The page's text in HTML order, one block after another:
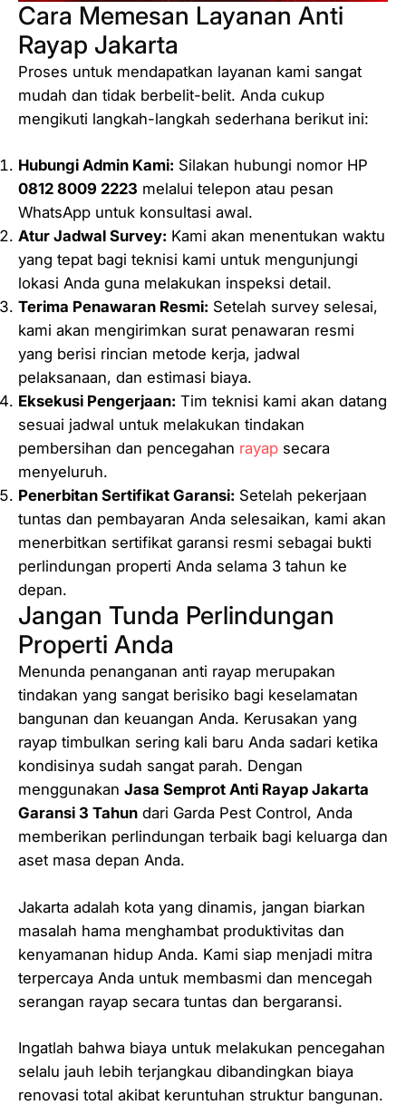
Cara Memesan Layanan Anti
Rayap Jakarta
Proses untuk mendapatkan layanan kami sangat
mudah dan tidak berbelit-belit. Anda cukup
mengikuti langkah-langkah sederhana berikut ini:
Hubungi Admin Kami: Silakan hubungi nomor HP
0812 8009 2223 melalui telepon atau pesan
WhatsApp untuk konsultasi awal.
Atur Jadwal Survey: Kami akan menentukan waktu
yang tepat bagi teknisi kami untuk mengunjungi
lokasi Anda guna melakukan inspeksi detail.
Terima Penawaran Resmi: Setelah survey selesai,
kami akan mengirimkan surat penawaran resmi
yang berisi rincian metode kerja, jadwal
pelaksanaan, dan estimasi biaya.
Eksekusi Pengerjaan: Tim teknisi kami akan datang
sesuai jadwal untuk melakukan tindakan
pembersihan dan pencegahan rayap secara
menyeluruh.
Penerbitan Sertifikat Garansi: Setelah pekerjaan
tuntas dan pembayaran Anda selesaikan, kami akan
menerbitkan sertifikat garansi resmi sebagai bukti
perlindungan properti Anda selama 3 tahun ke
depan.
Jangan Tunda Perlindungan
Properti Anda
Menunda penanganan anti rayap merupakan
tindakan yang sangat berisiko bagi keselamatan
bangunan dan keuangan Anda. Kerusakan yang
rayap timbulkan sering kali baru Anda sadari ketika
kondisinya sudah sangat parah. Dengan
menggunakan Jasa Semprot Anti Rayap Jakarta
Garansi 3 Tahun dari Garda Pest Control, Anda
memberikan perlindungan terbaik bagi keluarga dan
aset masa depan Anda.
Jakarta adalah kota yang dinamis, jangan biarkan
masalah hama menghambat produktivitas dan
kenyamanan hidup Anda. Kami siap menjadi mitra
terpercaya Anda untuk membasmi dan mencegah
serangan rayap secara tuntas dan bergaransi.
Ingatlah bahwa biaya untuk melakukan pencegahan
selalu jauh lebih terjangkau dibandingkan biaya
renovasi total akibat keruntuhan struktur bangunan.